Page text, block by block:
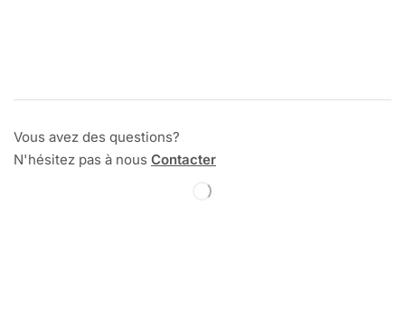
Vous avez des questions?
N'hésitez pas à nous Contacter